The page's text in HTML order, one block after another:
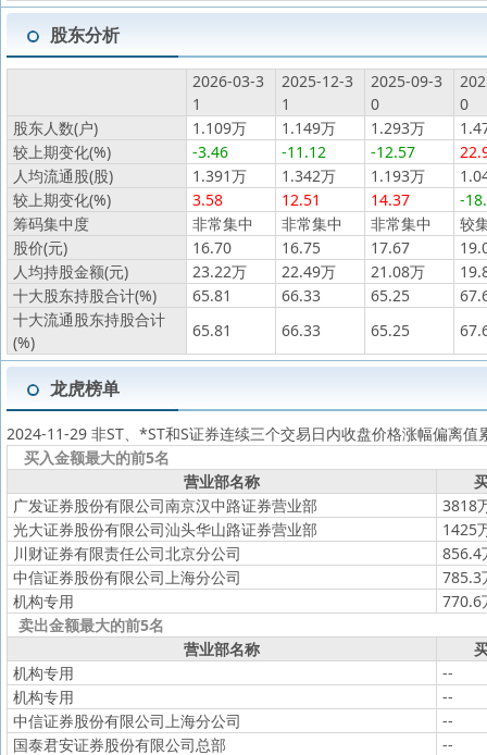
股东分析
2026-03-3
1
2025-12-3
1
2025-09-3
0
0
股东人数(户)
1.109万 1.149万 1.293万
较上期变化(%)
-3.46 -11.12 -12.57
人均流通股(股)
1.391万 1.342万 1.193万
较上期变化(%)
3.58 12.51 14.37
-
筹码集中度
非常集中 非常集中 非常集中
较
股价(元)
16.70 16.75 17.67
人均持股金额(元)
23.22万 22.49万 21.08万
十大股东持股合计(%)
65.81 66.33 65.25
十大流通股东持股合计
(%)
65.81 66.33 65.25
龙虎榜单
2024-11-29 非ST、*ST和S证券连续三个交易日内收盘价格涨幅偏离值
买入金额最大的前5名
营业部名称
广发证券股份有限公司南京汉中路证券营业部
3818
光大证券股份有限公司汕头华山路证券营业部
1425
川财证券有限责任公司北京分公司
856.4
中信证券股份有限公司上海分公司
785.3
机构专用
770.6
卖出金额最大的前5名
营业部名称
机构专用
--
机构专用
--
中信证券股份有限公司上海分公司
--
国泰君安证券股份有限公司总部
--